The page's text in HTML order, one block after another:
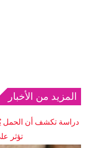
المزيد من الأخبار
دراسة تكشف أن الحمل
تؤثر